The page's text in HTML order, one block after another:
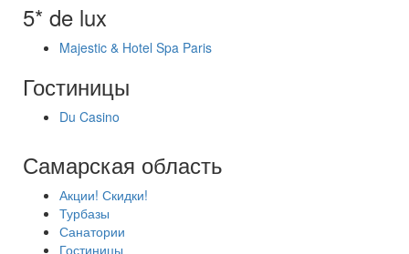
5* de lux
Majestic & Hotel Spa Paris
Гостиницы
Du Casino
Самарская область
Акции! Скидки!
Турбазы
Санатории
Гостиницы